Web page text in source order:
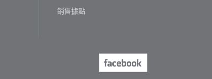
銷售據點